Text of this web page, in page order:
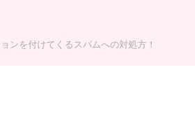
ンを付けてくるスパムへの対処方！